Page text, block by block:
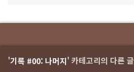
'기록 #00: 나머지' 카테고리의 다른 글